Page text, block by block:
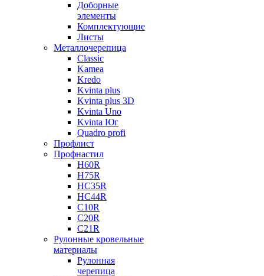
Доборные
элементы
Комплектующие
Листы
Металлочерепица
Classic
Kamea
Kredo
Kvinta plus
Kvinta plus 3D
Kvinta Uno
Kvinta Юг
Quadro profi
Профлист
Профнастил
Н60R
Н75R
НС35R
НС44R
С10R
С20R
С21R
Рулонные кровельные
материалы
Рулонная
черепица